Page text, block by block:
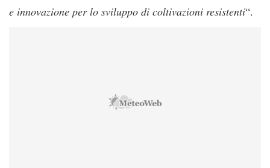
e innovazione per lo sviluppo di coltivazioni resistenti“.